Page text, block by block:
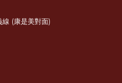
(康是美對面)